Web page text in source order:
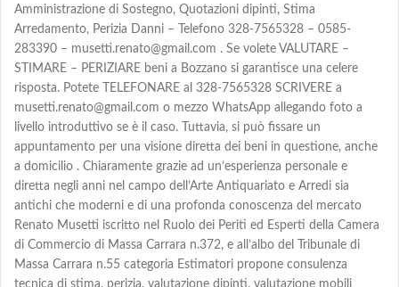
Amministrazione di Sostegno, Quotazioni dipinti, Stima
Arredamento, Perizia Danni – Telefono 328-7565328 – 0585-
283390 – musetti.renato@gmail.com . Se volete VALUTARE –
STIMARE – PERIZIARE beni a Bozzano si garantisce una celere
risposta. Potete TELEFONARE al 328-7565328 SCRIVERE a
musetti.renato@gmail.com o mezzo WhatsApp allegando foto a
livello introduttivo se è il caso. Tuttavia, si può fissare un
appuntamento per una visione diretta dei beni in questione, anche
a domicilio . Chiaramente grazie ad un’esperienza personale e
diretta negli anni nel campo dell’Arte Antiquariato e Arredi sia
antichi che moderni e di una profonda conoscenza del mercato
Renato Musetti iscritto nel Ruolo dei Periti ed Esperti della Camera
di Commercio di Massa Carrara n.372, e all’albo del Tribunale di
Massa Carrara n.55 categoria Estimatori propone consulenza